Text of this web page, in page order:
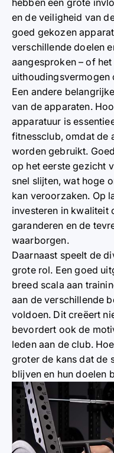
hebben een grote
en de veiligheid van
goed gekozen
verschillende doelen
aangesproken – of
Een andere
van de apparaten.
apparatuur is
fitnessclub, omdat de
worden gebruikt.
op het eerste gezicht
snel slijten, wat hoge
kan veroorzaken. Op
investeren in kwaliteit
garanderen en de
waarborgen.
Daarnaast speelt de
grote rol. Een goed
breed scala aan
aan de verschillende
voldoen. Dit creëert
bevordert ook de
leden aan de club.
groter de kans dat de
blijven en hun doelen